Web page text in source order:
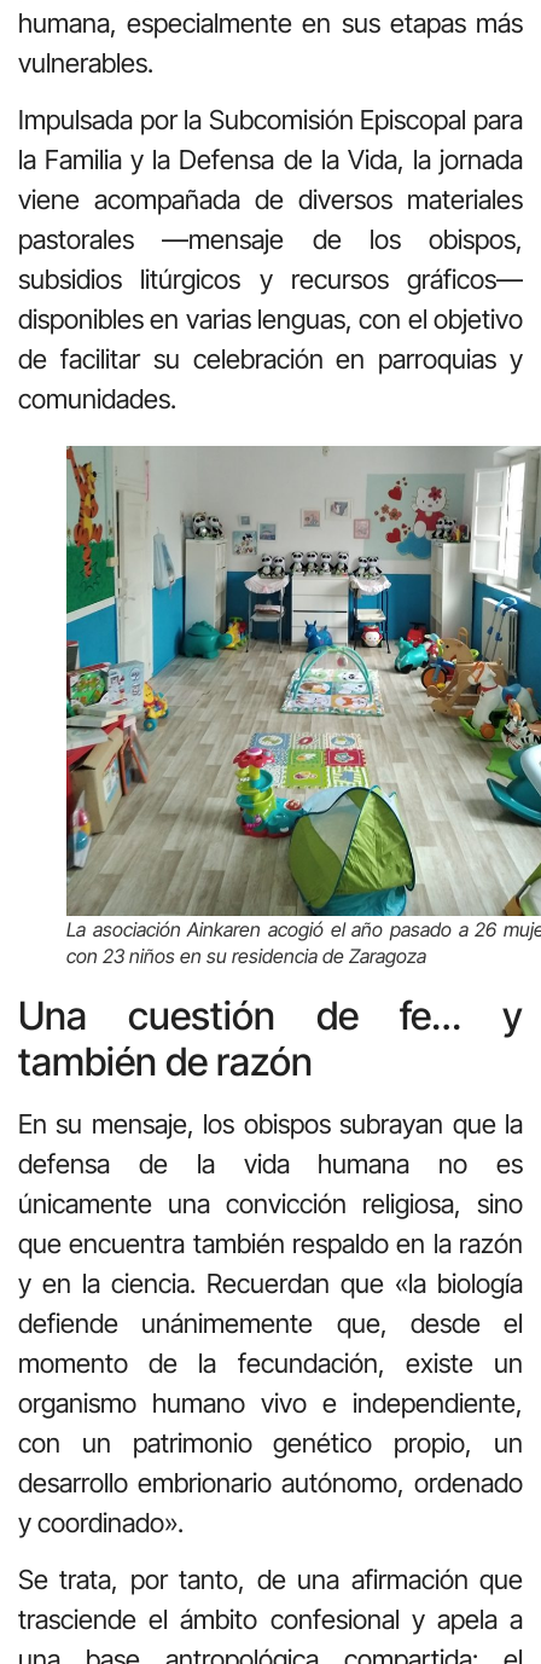
humana, especialmente en sus etapas más
vulnerables.
Impulsada por la Subcomisión Episcopal para
la Familia y la Defensa de la Vida, la jornada
viene acompañada de diversos materiales
pastorales —mensaje de los obispos,
subsidios litúrgicos y recursos gráficos—
disponibles en varias lenguas, con el objetivo
de facilitar su celebración en parroquias y
comunidades.
La asociación Ainkaren acogió el año pasado a 26
con 23 niños en su residencia de Zaragoza
Una cuestión de fe… y
también de razón
En su mensaje, los obispos subrayan que la
defensa de la vida humana no es
únicamente una convicción religiosa, sino
que encuentra también respaldo en la razón
y en la ciencia. Recuerdan que «la biología
defiende unánimemente que, desde el
momento de la fecundación, existe un
organismo humano vivo e independiente,
con un patrimonio genético propio, un
desarrollo embrionario autónomo, ordenado
y coordinado».
Se trata, por tanto, de una afirmación que
trasciende el ámbito confesional y apela a